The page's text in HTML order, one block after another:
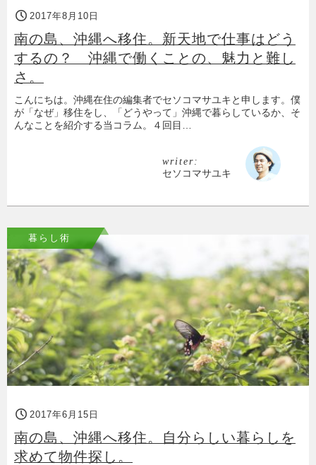
2017年8月10日
南の島、沖縄へ移住。新天地で仕事はどう
するの？ 沖縄で働くことの、魅力と難し
さ。
こんにちは。沖縄在住の編集者でセソコマサユキと申します。僕
が「なぜ」移住をし、「どうやって」沖縄で暮らしているか、そ
んなことを紹介する当コラム。４回目…
writer:
セソコマサユキ
暮らし術
2017年6月15日
南の島、沖縄へ移住。自分らしい暮らしを
求めて物件探し。